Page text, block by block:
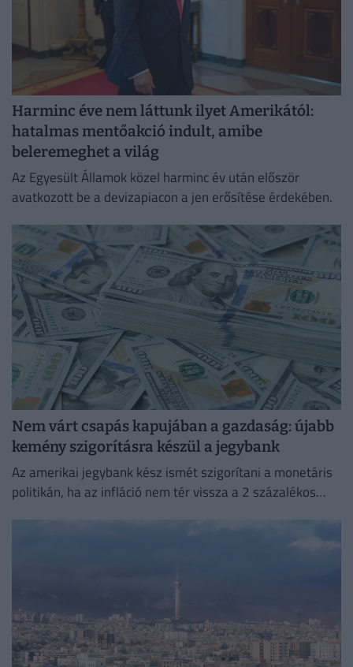
Harminc éve nem láttunk ilyet Amerikától:
hatalmas mentőakció indult, amibe
beleremeghet a világ
Az Egyesült Államok közel harminc év után először
avatkozott be a devizapiacon a jen erősítése érdekében.
Nem várt csapás kapujában a gazdaság: újabb
kemény szigorításra készül a jegybank
Az amerikai jegybank kész ismét szigorítani a monetáris
politikán, ha az infláció nem tér vissza a 2 százalékos